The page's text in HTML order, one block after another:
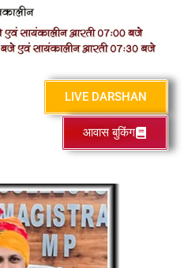
LIVE DARSHAN
आवास बुकिंग